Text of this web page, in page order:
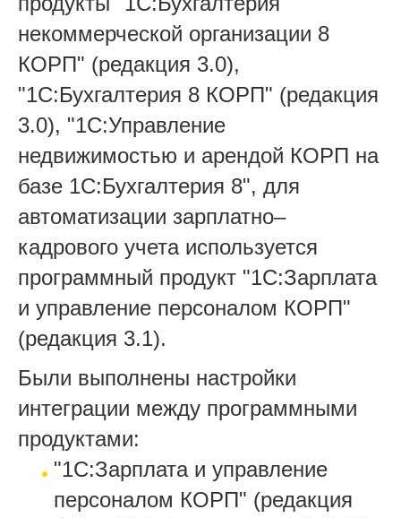
некоммерческой организации 8
КОРП" (редакция 3.0),
"1С:Бухгалтерия 8 КОРП" (редакция
3.0), "1С:Управление
недвижимостью и арендой КОРП на
базе 1С:Бухгалтерия 8", для
автоматизации зарплатно–
кадрового учета используется
программный продукт "1С:Зарплата
и управление персоналом КОРП"
(редакция 3.1).
Были выполнены настройки
интеграции между программными
продуктами:
"1С:Зарплата и управление
персоналом КОРП" (редакция